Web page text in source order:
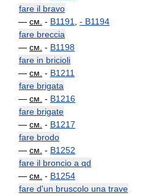
fare il bravo
— см. - B1191 - B1194
fare breccia
— см. - B1198
fare in bricioli
— см. - B1211
fare brigata
— см. - B1216
fare brigate
— см. - B1217
fare brodo
— см. - B1252
fare il broncio a qd
— см. - B1254
fare d'un bruscolo una trave